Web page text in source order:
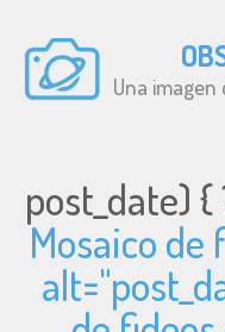
Una imagen
post_date) {
Mosaico de
alt="